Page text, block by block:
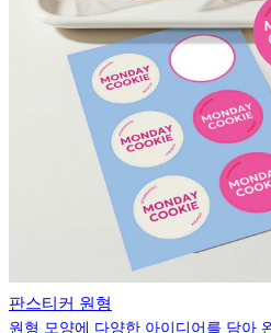
판스티커 원형
원형 모양에 다양한 아이디어를 담아